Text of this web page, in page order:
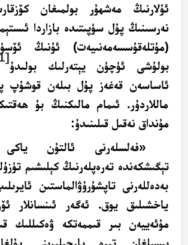
ئۇلارنىڭ مەشھۇر بولمىغان
نەرسىنىڭ پۇل سۈپىتىدە بازاردا
(مۇتلەقۇسسەمەنىيەت) ئۇنىڭ
بولۇشى ئۈچۈن يېتەرلىك بولىدۇ
ئاساسەن قەغەز پۇل بىلەن قوشۇپ
ماللاردۇر. ئىمام مالىكنىڭ بۇ
مۇنداق نەقىل قىلىنىدۇ:
«فەلسلەرنى ئالتۇن
تېگىشكەندە تەرەپلەرنىڭ كېلىشىم
بەدەللەرنى تاپشۇرۇۋالماستىن
ياخشىلىق يوق. ئەگەر ئىنسانلار
مۇئەييەن بىر قىممەتكە ۋەكىللىك